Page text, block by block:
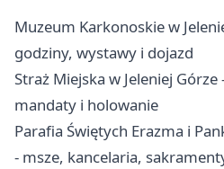
Muzeum Karkonoskie w
godziny, wystawy i dojazd
Straż Miejska w Jeleniej
mandaty i holowanie
Parafia Świętych Erazma i
- msze, kancelaria,